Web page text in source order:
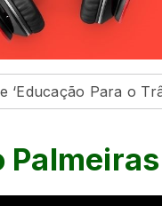
Para o Trânsito’
Palmeiras